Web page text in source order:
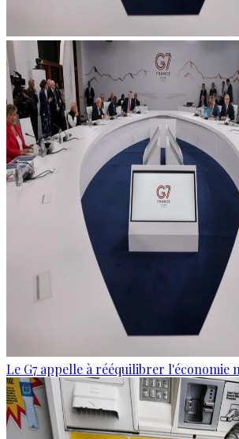
Le G7 appelle à rééquilibrer l'économie